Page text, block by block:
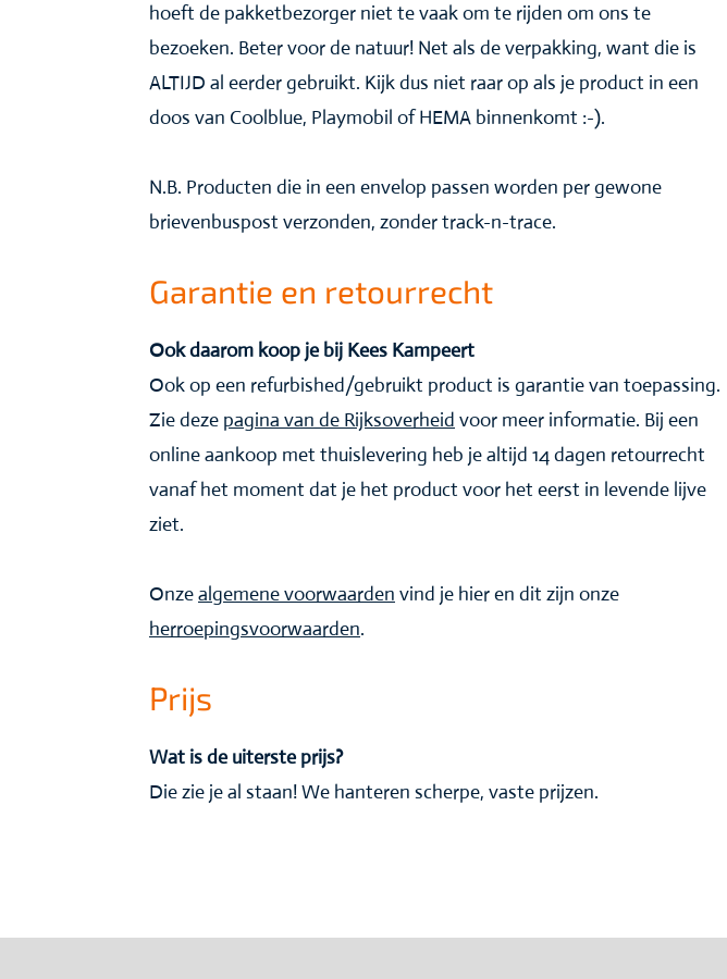
hoeft de pakketbezorger niet te vaak om te rijden om ons te
bezoeken. Beter voor de natuur! Net als de verpakking, want die is
ALTIJD al eerder gebruikt. Kijk dus niet raar op als je product in een
doos van Coolblue, Playmobil of HEMA binnenkomt :-).
N.B. Producten die in een envelop passen worden per gewone
brievenbuspost verzonden, zonder track-n-trace.
Garantie en retourrecht
Ook daarom koop je bij Kees Kampeert
Ook op een refurbished/gebruikt product is garantie van toepassing.
Zie deze pagina van de Rijksoverheid voor meer informatie. Bij een
online aankoop met thuislevering heb je altijd 14 dagen retourrecht
vanaf het moment dat je het product voor het eerst in levende lijve
ziet.
Onzealgemene voorwaarden vind je hier en dit zijn onze
herroepingsvoorwaarden.
Prijs
Wat is de uiterste prijs?
Die zie je al staan! We hanteren scherpe, vaste prijzen.